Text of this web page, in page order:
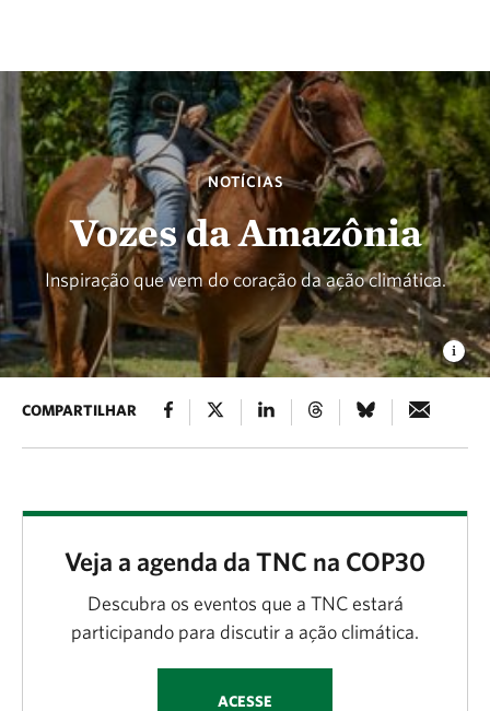
NOTÍCIAS
Vozes da Amazônia
Inspiração que vem do coração da ação climática.
COMPARTILHAR
Veja a agenda da TNC na COP30
Descubra os eventos que a TNC estará
participando para discutir a ação climática.
ACESSE